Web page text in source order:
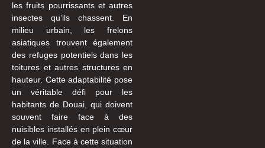
les fruits pourrissants et autres
insectes qu’ils chassent. En
milieu urbain, les frelons
asiatiques trouvent également
des refuges potentiels dans les
toitures et autres structures en
hauteur. Cette adaptabilité pose
un véritable défi pour les
habitants de Douai, qui doivent
souvent faire face à des
nuisibles installés en plein cœur
de la ville. Face à cette situation